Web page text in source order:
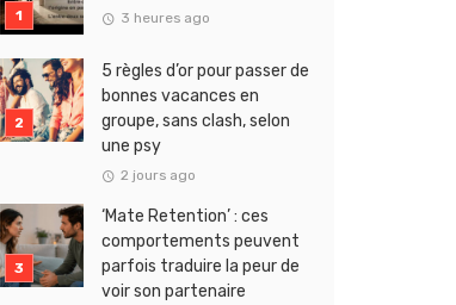
3 heures ago
5 règles d’or pour passer de
bonnes vacances en
groupe, sans clash, selon
une psy
2 jours ago
‘Mate Retention’ : ces
comportements peuvent
parfois traduire la peur de
voir son partenaire